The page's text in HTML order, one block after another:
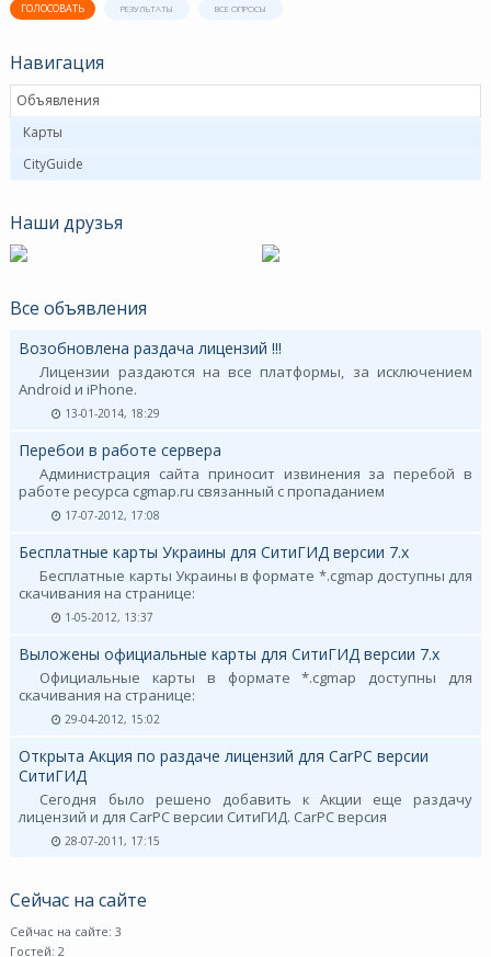
ГОЛОСОВАТЬ РЕЗУЛЬТАТЫ ВСЕ ОПРОСЫ
Навигация
Объявления
Карты
CityGuide
Наши друзья
Все объявления
Возобновлена раздача лицензий !!!
Лицензии раздаются на все платформы, за исключением
Android и iPhone.
13-01-2014, 18:29
Перебои в работе сервера
Администрация сайта приносит извинения за перебой в
работе ресурса cgmap.ru связанный с пропаданием
17-07-2012, 17:08
Бесплатные карты Украины для СитиГИД версии 7.х
Бесплатные карты Украины в формате *.cgmap доступны для
скачивания на странице:
1-05-2012, 13:37
Выложены официальные карты для СитиГИД версии 7.х
Официальные карты в формате *.cgmap доступны для
скачивания на странице:
29-04-2012, 15:02
Открыта Акция по раздаче лицензий для CarPC версии
СитиГИД
Сегодня было решено добавить к Акции еще раздачу
лицензий и для CarPC версии СитиГИД. CarPC версия
28-07-2011, 17:15
Сейчас на сайте
Сейчас на сайте: 3
Гостей: 2